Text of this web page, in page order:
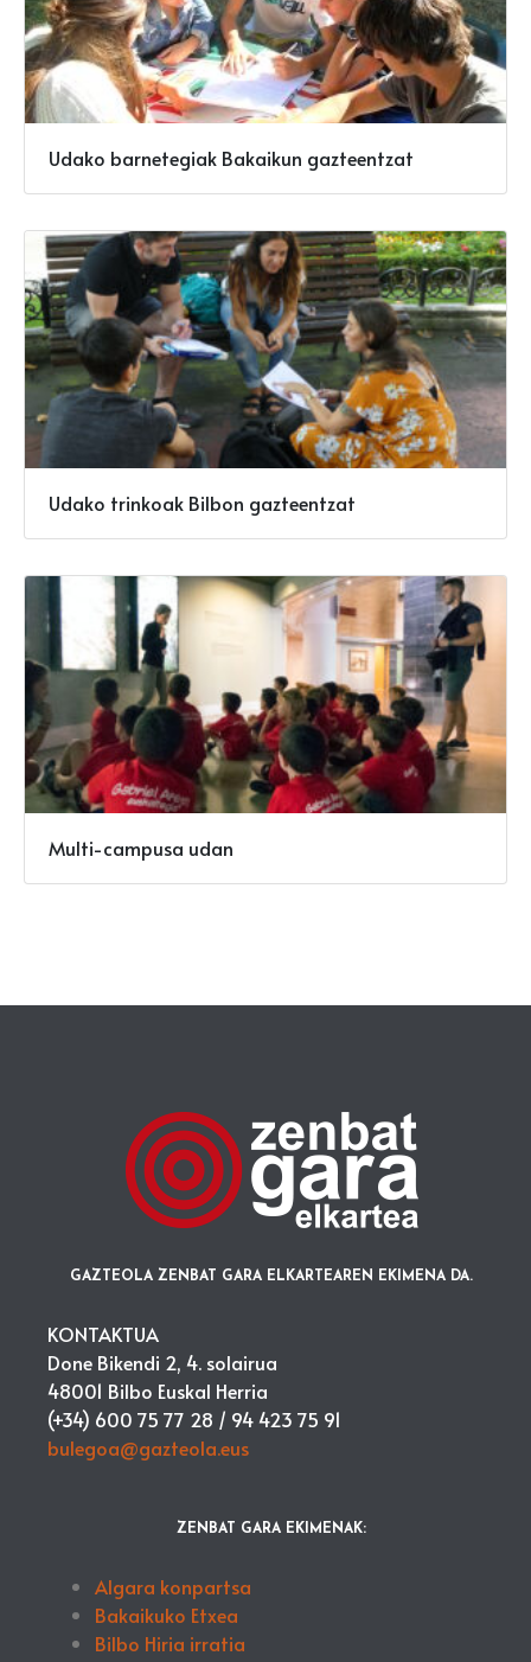
Udako barnetegiak Bakaikun gazteentzat
Udako trinkoak Bilbon gazteentzat
Multi-campusa udan
GAZTEOLA ZENBAT GARA ELKARTEAREN EKIMENA DA.
KONTAKTUA
Done Bikendi 2, 4. solairua
48001 Bilbo Euskal Herria
(+34) 600 75 77 28 / 94 423 75 91
bulegoa@gazteola.eus
ZENBAT GARA EKIMENAK:
Algara konpartsa
Bakaikuko Etxea
Bilbo Hiria irratia